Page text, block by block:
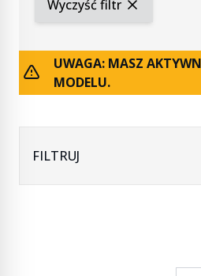
Wyczyść filtr
UWAGA: MASZ
MODELU.
FILTRUJ